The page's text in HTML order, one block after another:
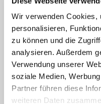
Wir verwenden Cookies,
personalisieren,
zu können und die
analysieren. Außerdem
Verwendung unserer
soziale Medien,
Partner führen diese
weiteren Daten
Stiftung
Freller und
Skriebeleit
KZ-Gedenkstätte
stillen Gebet unter
Öffentlichkeit der